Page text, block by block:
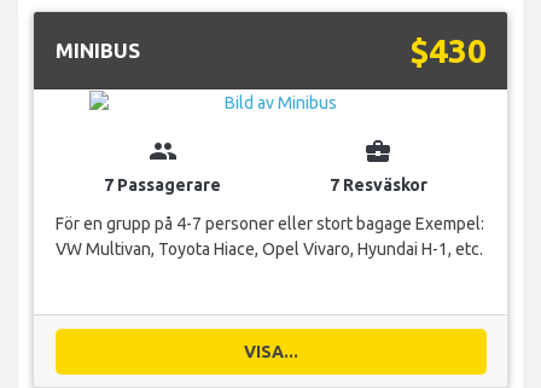
MINIBUS $430
group
7 Passagerare
business_center
7 Resväskor
För en grupp på 4-7 personer eller stort bagage Exempel:
VW Multivan, Toyota Hiace, Opel Vivaro, Hyundai H-1, etc.
VISA...